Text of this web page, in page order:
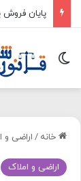
پایان فروش
تغییر پوسته
خانه / اراضی و
اراضی و املاک